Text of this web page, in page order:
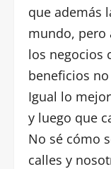
que además
mundo, pero
los negocios
beneficios
Igual lo
y luego que
No sé cómo
calles y